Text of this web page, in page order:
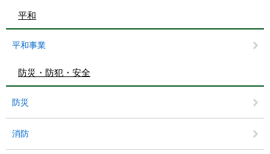
平和
平和事業
防災・防犯・安全
防災
消防